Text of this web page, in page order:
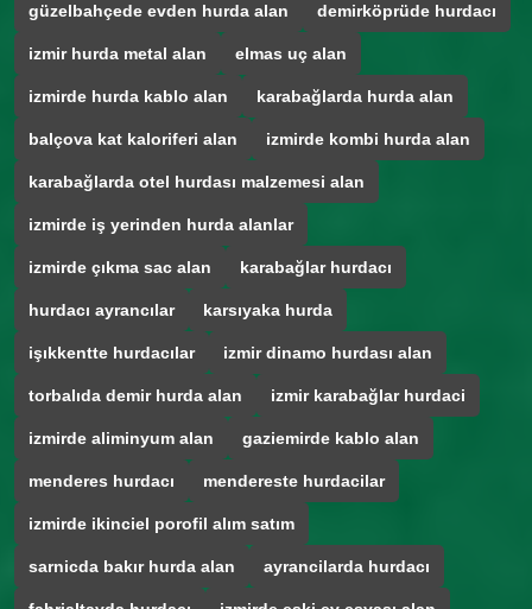
güzelbahçede evden hurda alan demirköprüde hurdacı
izmir hurda metal alan elmas uç alan
izmirde hurda kablo alan karabağlarda hurda alan
balçova kat kaloriferi alan izmirde kombi hurda alan
karabağlarda otel hurdası malzemesi alan
izmirde iş yerinden hurda alanlar
izmirde çıkma sac alan karabağlar hurdacı
hurdacı ayrancılar karsıyaka hurda
işıkkentte hurdacılar izmir dinamo hurdası alan
torbalıda demir hurda alan izmir karabağlar hurdaci
izmirde aliminyum alan gaziemirde kablo alan
menderes hurdacı mendereste hurdacilar
izmirde ikinciel porofil alım satım
sarnicda bakır hurda alan ayrancilarda hurdacı